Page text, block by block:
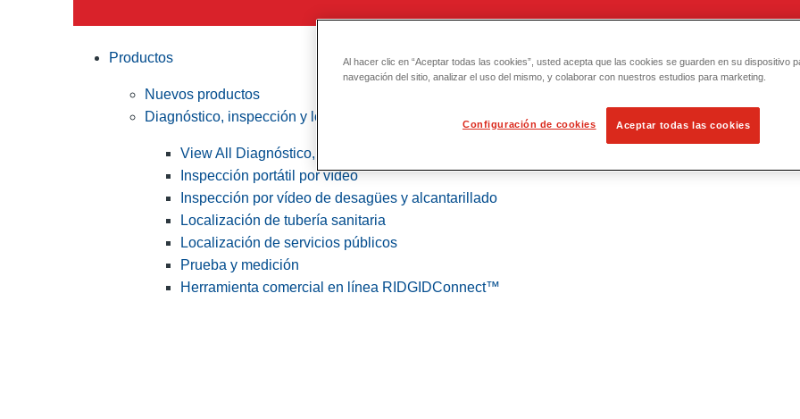
Productos
Nuevos productos
Diagnóstico, inspección y localización
View All Diagnóstico, inspección y localización
Inspección portátil por vídeo
Inspección por vídeo de desagües y alcantarillado
Localización de tubería sanitaria
Localización de servicios públicos
Prueba y medición
Herramienta comercial en línea RIDGIDConnect™
Al hacer clic en “Aceptar todas las cookies”, usted acepta que las cookies se guarden en su dispositivo
navegación del sitio, analizar el uso del mismo, y colaborar con nuestros estudios para marketing.
Configuración de cookies Aceptar todas las cookies